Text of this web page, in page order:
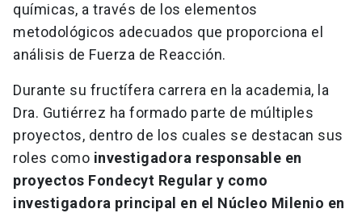
químicas, a través de los elementos
metodológicos adecuados que proporciona el
análisis de Fuerza de Reacción.
Durante su fructífera carrera en la academia, la
Dra. Gutiérrez ha formado parte de múltiples
proyectos, dentro de los cuales se destacan sus
roles como investigadora responsable en
proyectos Fondecyt Regular y como
investigadora principal en el Núcleo Milenio en